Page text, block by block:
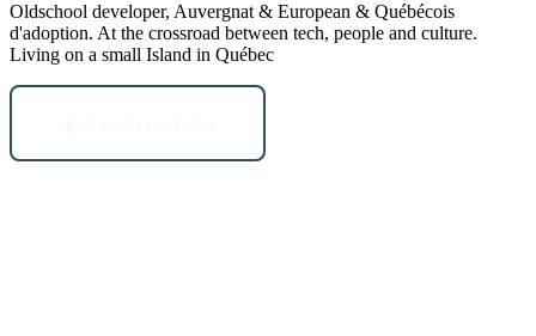
Oldschool developer, Auvergnat & European & Québécois
d'adoption. At the crossroad between tech, people and culture.
Living on a small Island in Québec